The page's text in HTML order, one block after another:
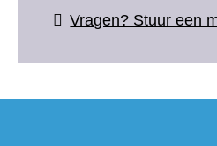
Vragen? Stuur een